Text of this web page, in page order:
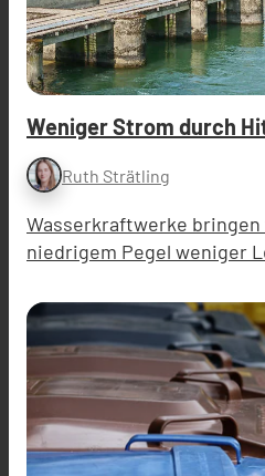
Weniger Strom durch
Ruth Strätling
Wasserkraftwerke
niedrigem Pegel weniger